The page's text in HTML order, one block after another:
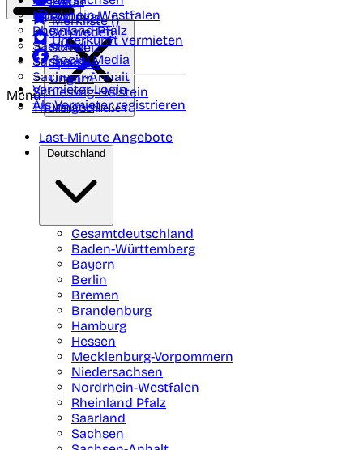
Nordrhein-Westfalen
Rheinland Pfalz
Saarland
Sachsen
Sachsen-Anhalt
Schleswig-Holstein
Thüringen
Portugal
Schweden
Schweiz
Spanien
Ungarn
Merkliste ()
Unterkunft vermieten
Social Media
Vermieter-Login
Als Vermieter registrieren
Menü
Menü schließen
Last-Minute Angebote
Deutschland
Gesamtdeutschland
Baden-Württemberg
Bayern
Berlin
Bremen
Brandenburg
Hamburg
Hessen
Mecklenburg-Vorpommern
Niedersachsen
Nordrhein-Westfalen
Rheinland Pfalz
Saarland
Sachsen